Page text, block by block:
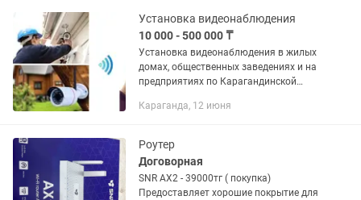
Установка видеонаблюдения
10 000 - 500 000 ₸
Установка видеонаблюдения в жилых
домах, общественных заведениях и на
предприятиях по Карагандинской
Подберем оборудование под ваши
Караганда, 12 июня
Роутер
Договорная
SNR AX2 - 39000тг ( покупка)
Предоставляет хорошие покрытие для